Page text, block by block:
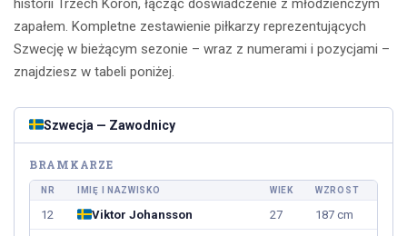
historii Trzech Koron, łącząc doświadczenie z młodzieńczym
zapałem. Kompletne zestawienie piłkarzy reprezentujących
Szwecję w bieżącym sezonie – wraz z numerami i pozycjami –
znajdziesz w tabeli poniżej.
Szwecja — Zawodnicy
BRAMKARZE
NR IMIĘ I NAZWISKO WIEK WZROST
12 Viktor Johansson 27 187 cm